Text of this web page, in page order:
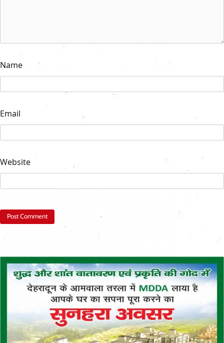
Name
Email
Website